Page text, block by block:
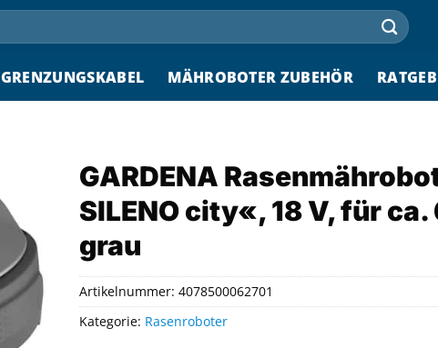
MÄHROBOTER ZUBEHÖR
GARDENA
SILENO city«, 18 V, für ca.
grau
Artikelnummer: 4078500062701
Kategorie: Rasenroboter